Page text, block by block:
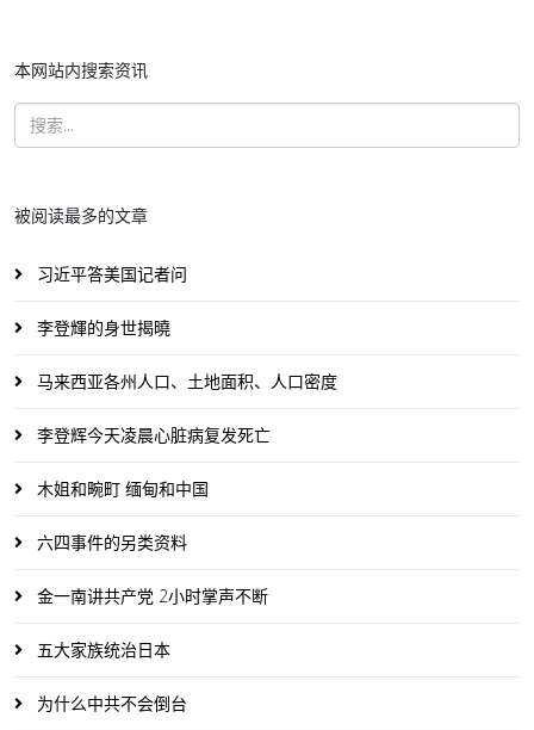
本网站内搜索资讯
被阅读最多的文章
习近平答美国记者问
李登輝的身世揭曉
马来西亚各州人口、土地面积、人口密度
李登辉今天凌晨心脏病复发死亡
木姐和畹町 缅甸和中国
六四事件的另类资料
金一南讲共产党 2小时掌声不断
五大家族统治日本
为什么中共不会倒台